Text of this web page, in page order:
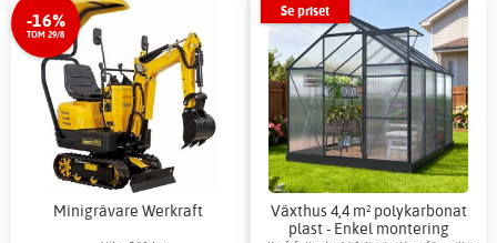
-16%
TOM 29/8
Minigrävare Werkraft
Se priset
Växthus 4,4 m² polykarbonat
plast - Enkel montering